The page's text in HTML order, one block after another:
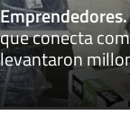
Emprendedores.
que conecta
levantaron